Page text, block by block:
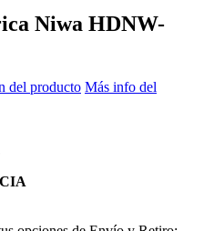
Niwa HDNW-
del producto Más info del